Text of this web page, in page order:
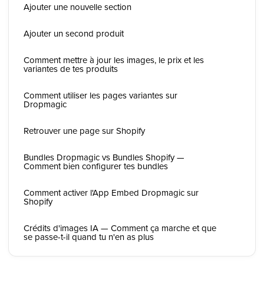
Ajouter une nouvelle section
Ajouter un second produit
Comment mettre à jour les images, le prix et les
variantes de tes produits
Comment utiliser les pages variantes sur
Dropmagic
Retrouver une page sur Shopify
Bundles Dropmagic vs Bundles Shopify —
Comment bien configurer tes bundles
Comment activer l'App Embed Dropmagic sur
Shopify
Crédits d'images IA — Comment ça marche et que
se passe-t-il quand tu n'en as plus